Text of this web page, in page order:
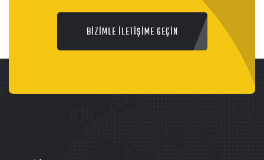
BİZİMLE İLETİŞİME GEÇİN